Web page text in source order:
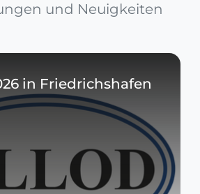
und Neuigkeiten
in Friedrichshafen